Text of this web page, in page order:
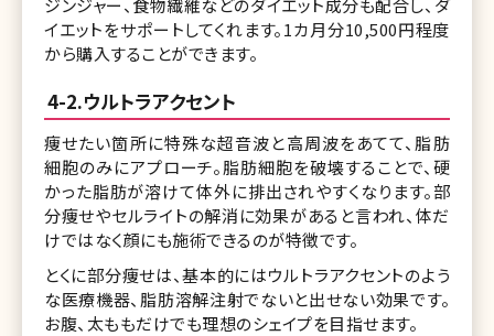
ジンジャー、食物繊維などのダイエット成分も配合し、ダ
イエットをサポートしてくれます。1カ月分10,500円程度
から購入することができます。
4-2.ウルトラアクセント
痩せたい箇所に特殊な超音波と高周波をあてて、脂肪
細胞のみにアプローチ。脂肪細胞を破壊することで、硬
かった脂肪が溶けて体外に排出されやすくなります。部
分痩せやセルライトの解消に効果があると言われ、体だ
けではなく顔にも施術できるのが特徴です。
とくに部分痩せは、基本的にはウルトラアクセントのよう
な医療機器、脂肪溶解注射でないと出せない効果です。
お腹、太ももだけでも理想のシェイプを目指せます。